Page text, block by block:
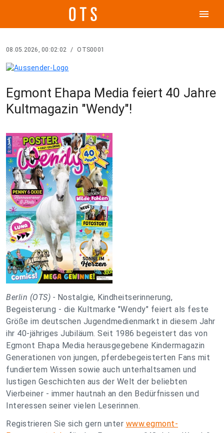
menu
08.05.2026, 00:02:02 / OTS0001
Egmont Ehapa Media feiert 40 Jahre
Kultmagazin "Wendy"!
Berlin (OTS) - Nostalgie, Kindheitserinnerung,
Begeisterung - die Kultmarke "Wendy" feiert als feste
Größe im deutschen Jugendmedienmarkt in diesem Jahr
ihr 40-jähriges Jubiläum. Seit 1986 begeistert das von
Egmont Ehapa Media herausgegebene Kindermagazin
Generationen von jungen, pferdebegeisterten Fans mit
fundiertem Wissen sowie auch unterhaltsamen und
lustigen Geschichten aus der Welt der beliebten
Vierbeiner - immer hautnah an den Bedürfnissen und
Interessen seiner vielen Leserinnen.
Registrieren Sie sich gern unter www.egmont-